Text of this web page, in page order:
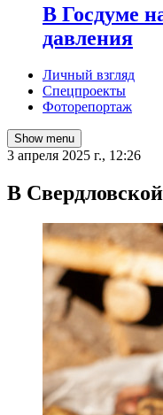
В Госдуме
давления
Личный взгляд
Спецпроекты
Фоторепортаж
Show menu
3 апреля 2025 г., 12:26
В